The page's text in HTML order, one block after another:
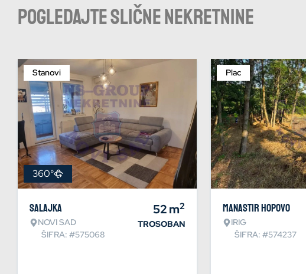
Pogledajte slične nekretnine
Stanovi
360°
Salajka
NOVI SAD
ŠIFRA: #575068
52m2
TROSOBAN
Plac
Manastir Hopovo
IRIG
ŠIFRA: #574237